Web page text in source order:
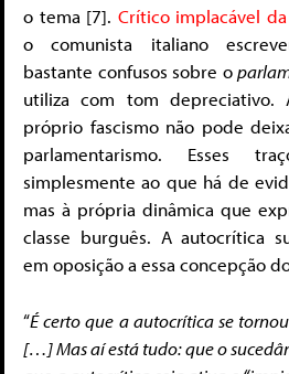
o tema [7]. Crítico implacável
o comunista italiano
bastante confusos sobre o
utiliza com tom depreciativo.
próprio fascismo não pode
parlamentarismo. Esses
simplesmente ao que há de
mas à própria dinâmica que
classe burguês. A autocrítica
em oposição a essa concepção
“É certo que a autocrítica se
[…] Mas aí está tudo: que o